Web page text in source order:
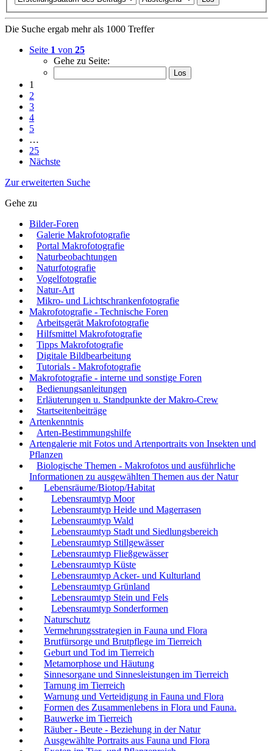
Die Suche ergab mehr als 1000 Treffer
Seite 1 von 25
Gehe zu Seite:
1
2
3
4
5
…
25
Nächste
Zur erweiterten Suche
Gehe zu
Bilder-Foren
Galerie Makrofotografie
Portal Makrofotografie
Naturbeobachtungen
Naturfotografie
Vogelfotografie
Natur-Art
Mikro- und Lichtschrankenfotografie
Makrofotografie - Technische Foren
Arbeitsgerät Makrofotografie
Hilfsmittel Makrofotografie
Tipps Makrofotografie
Digitale Bildbearbeitung
Tutorials - Makrofotografie
Makrofotografie - interne und sonstige Foren
Bedienungsanleitungen
Erläuterungen u. Standpunkte der Makro-Crew
Startseitenbeiträge
Artenkenntnis
Arten-Bestimmungshilfe
Artengalerie mit Fotos und Artenportraits von Insekten und
Pflanzen
Biologische Themen - Makrofotos und ausführliche
Informationen zu ausgewählten Themen aus der Natur
Lebensräume/Biotop/Habitat
Lebensraumtyp Moor
Lebensraumtyp Heide und Magerrasen
Lebensraumtyp Wald
Lebensraumtyp Stadt und Siedlungsbereich
Lebensraumtyp Stillgewässer
Lebensraumtyp Fließgewässer
Lebensraumtyp Küste
Lebensraumtyp Acker- und Kulturland
Lebensraumtyp Grünland
Lebensraumtyp Stein und Fels
Lebensraumtyp Sonderformen
Naturschutz
Vermehrungsstrategien in Fauna und Flora
Brutfürsorge und Brutpflege im Tierreich
Geburt und Tod im Tierreich
Metamorphose und Häutung
Sinnesorgane und Sinnesleistungen im Tierreich
Tarnung im Tierreich
Warnung und Verteidigung in Fauna und Flora
Formen des Zusammenlebens in Flora und Fauna.
Bauwerke im Tierreich
Räuber - Beute - Beziehung in der Natur
Ausgewählte Portraits aus Fauna und Flora